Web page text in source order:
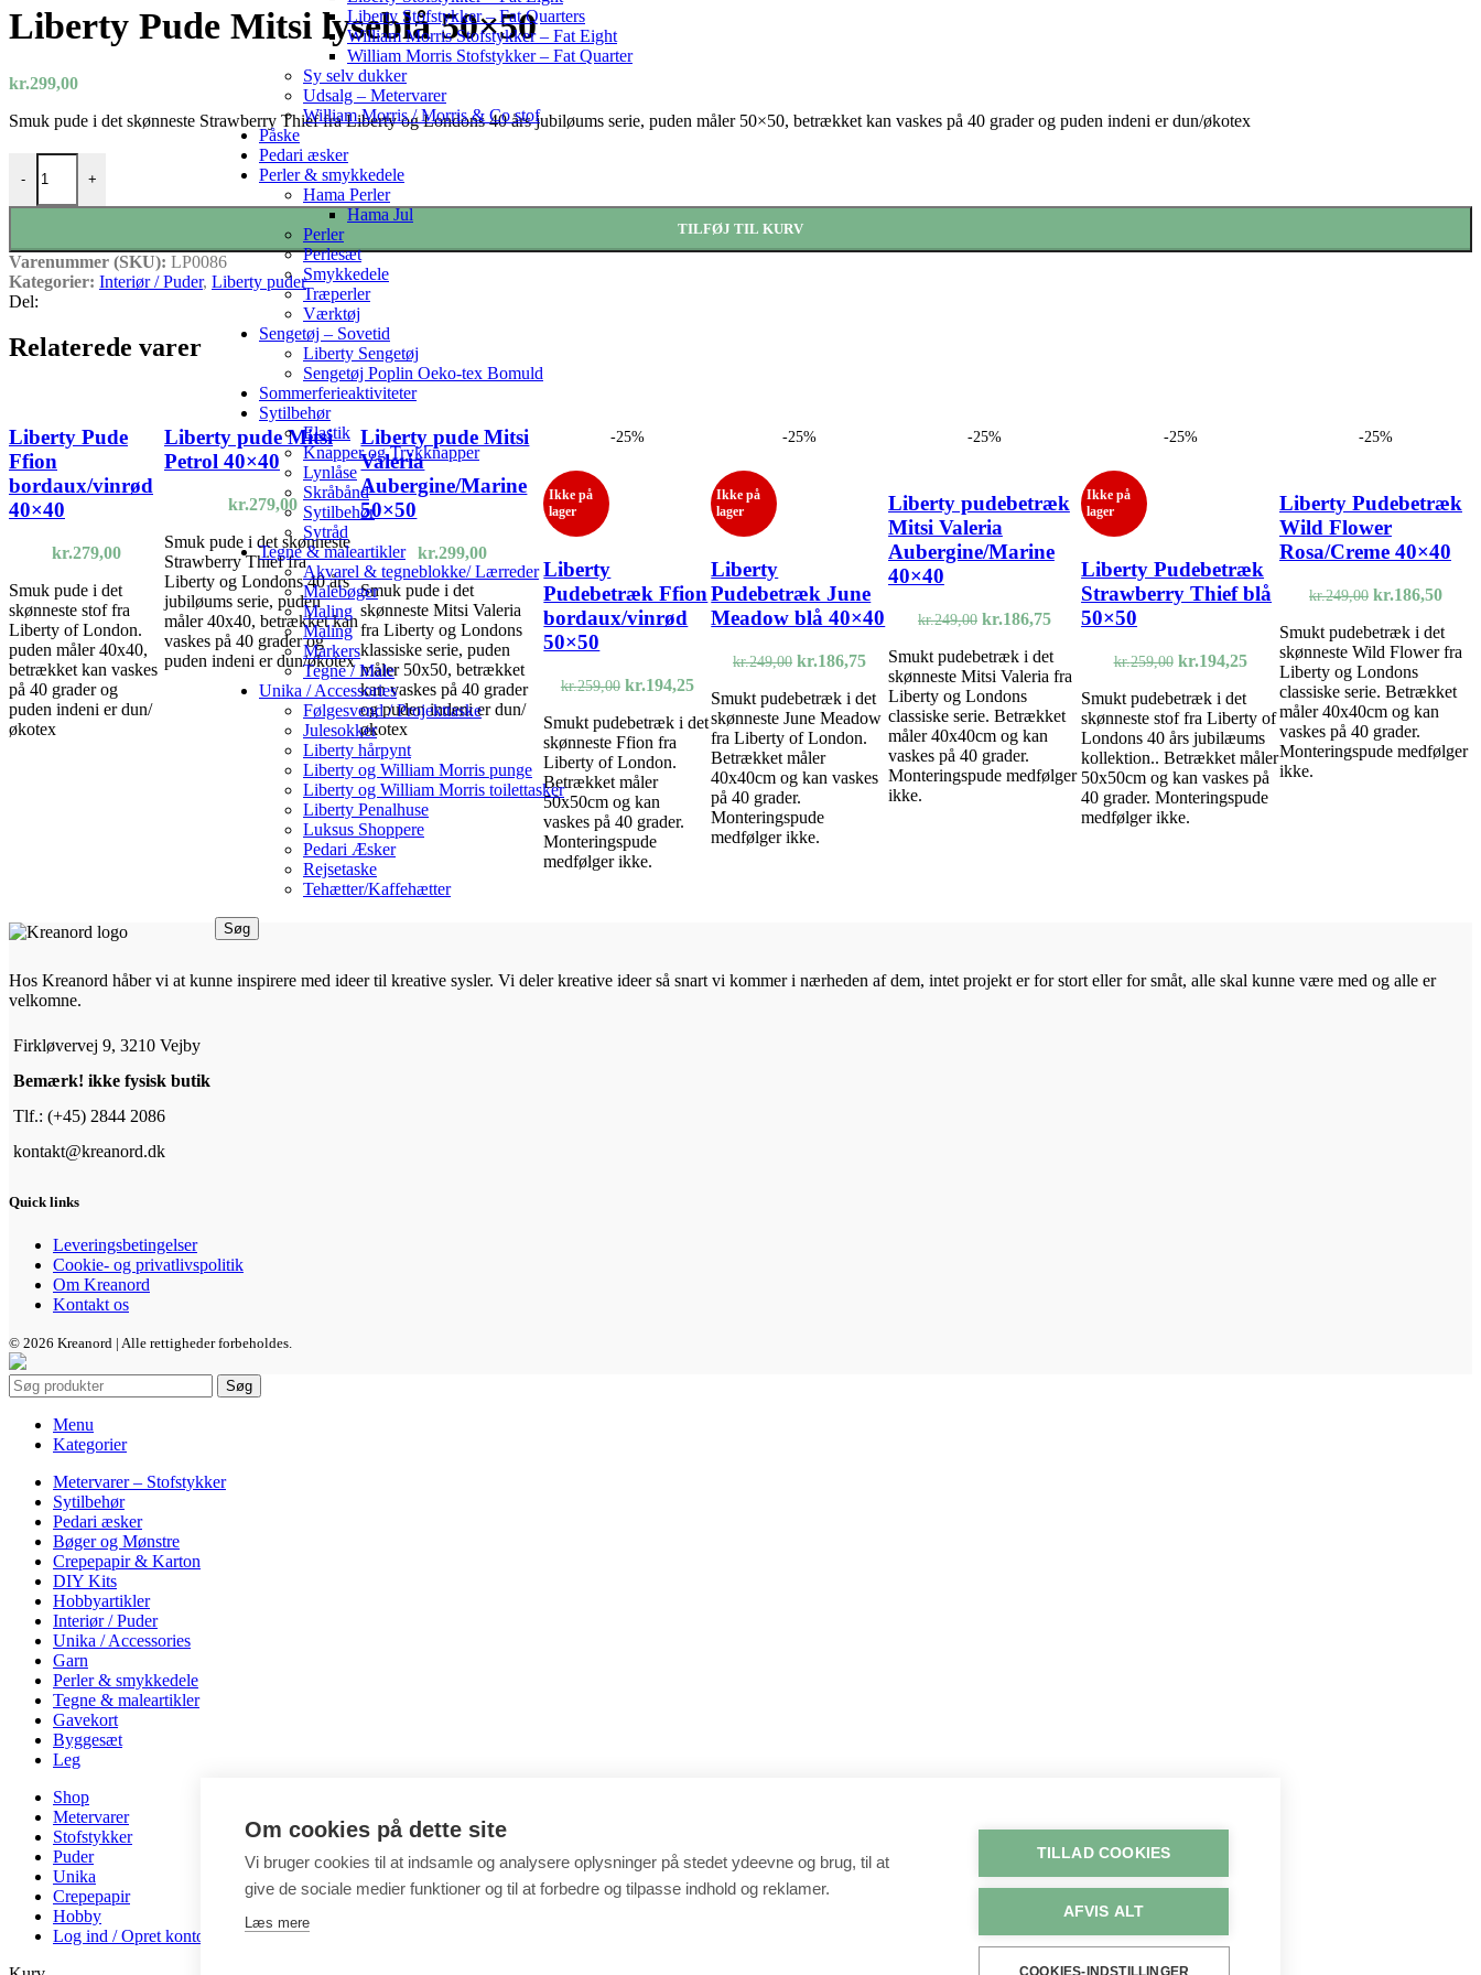
Liberty Stofstykker – Fat Quarters
William Morris Stofstykker – Fat Eight
William Morris Stofstykker – Fat Quarter
Sy selv dukker
Udsalg – Metervarer
William Morris / Morris & Co stof
Påske
Pedari æsker
Perler & smykkedele
Hama Perler
Hama Jul
Perler
Perlesæt
Smykkedele
Træperler
Værktøj
Sengetøj – Sovetid
Liberty Sengetøj
Sengetøj Poplin Oeko-tex Bomuld
Sommerferieaktiviteter
Sytilbehør
Elastik
Knapper og Trykknapper
Lynlåse
Skråbånd
Sytilbehør
Sytråd
Tegne & maleartikler
Akvarel & tegneblokke/ Lærreder
Malebøger
Maling
Maling
Markers
Tegne / Male
Unika / Accessories
Følgesvend / Projekttaske
Julesokker
Liberty hårpynt
Liberty og William Morris punge
Liberty og William Morris toilettasker
Liberty Penalhuse
Luksus Shoppere
Pedari Æsker
Rejsetaske
Tehætter/Kaffehætter
Søg
Liberty Pude Mitsi lyseblå 50×50
kr.299,00
Smuk pude i det skønneste Strawberry Thief fra Liberty og Londons 40 års jubiløums serie, puden måler 50×50, betrækket kan vaskes på 40 grader og puden indeni er dun/økotex
-
Liberty Pude Mitsi lyseblå 50x50 antal
+
TILFØJ TIL KURV
Varenummer (SKU): LP0086
Kategorier: Interiør / Puder, Liberty puder
Del:
Relaterede varer
Liberty Pude
Ffion
bordaux/vinrød
40×40
kr.279,00
Smuk pude i det
skønneste stof fra
Liberty of London.
puden måler 40x40,
betrækket kan vaskes
på 40 grader og
puden indeni er dun/
økotex
Liberty pude Mitsi
Petrol 40×40
kr.279,00
Smuk pude i det skønneste
Strawberry Thief fra
Liberty og Londons 40 års
jubiløums serie, puden
måler 40x40, betrækket kan
vaskes på 40 grader og
puden indeni er dun/økotex
Liberty pude Mitsi
Valeria
Aubergine/Marine
50×50
kr.299,00
Smuk pude i det
skønneste Mitsi Valeria
fra Liberty og Londons
klassiske serie, puden
måler 50x50, betrækket
kan vaskes på 40 grader
og puden indeni er dun/
økotex
-25%
Ikke på
lager
Liberty
Pudebetræk Ffion
bordaux/vinrød
50×50
kr.259,00 Den
pris
var:
kr.259,00.
kr.194,25Den
aktuelle
pris
er:
kr.194,25.
Smukt pudebetræk i det
skønneste Ffion fra
Liberty of London.
Betrækket måler
50x50cm og kan
vaskes på 40 grader.
Monteringspude
medfølger ikke.
-25%
Ikke på
lager
Liberty
Pudebetræk June
Meadow blå 40×40
kr.249,00 Den
pris
var:
kr.249,00.
kr.186,75Den
aktuelle
pris
er:
kr.186,75.
Smukt pudebetræk i det
skønneste June Meadow
fra Liberty of London.
Betrækket måler
40x40cm og kan vaskes
på 40 grader.
Monteringspude
medfølger ikke.
-25%
Liberty pudebetræk
Mitsi Valeria
Aubergine/Marine
40×40
kr.249,00 Den
pris
var:
kr.249,00.
kr.186,75Den
pris
er:
kr.186,75.
Smukt pudebetræk i det
skønneste Mitsi Valeria fra
Liberty og Londons
classiske serie. Betrækket
måler 40x40cm og kan
vaskes på 40 grader.
Monteringspude medfølger
ikke.
-25%
Ikke på
lager
Liberty Pudebetræk
Strawberry Thief blå
50×50
kr.259,00 Den
pris
var:
kr.259,00.
kr.194,25Den
aktuelle
pris
er:
kr.194,25.
Smukt pudebetræk i det
skønneste stof fra Liberty of
Londons 40 års jubilæums
kollektion.. Betrækket måler
50x50cm og kan vaskes på
40 grader. Monteringspude
medfølger ikke.
-25%
Liberty Pudebetræk
Wild Flower
Rosa/Creme 40×40
kr.249,00 Den
pris
var:
kr.249,00.
kr.186,50Den
pris
er:
Smukt pudebetræk i det
skønneste Wild Flower fra
Liberty og Londons
classiske serie. Betrækket
måler 40x40cm og kan
vaskes på 40 grader.
Monteringspude medfølger
ikke.
Hos Kreanord håber vi at kunne inspirere med ideer til kreative sysler. Vi deler kreative ideer så snart vi kommer i nærheden af dem, intet projekt er for stort eller for småt, alle skal kunne være med og alle er
velkomne.
Firkløvervej 9, 3210 Vejby
Bemærk! ikke fysisk butik
Tlf.: (+45) 2844 2086
kontakt@kreanord.dk
Quick links
Leveringsbetingelser
Cookie- og privatlivspolitik
Om Kreanord
Kontakt os
© 2026 Kreanord | Alle rettigheder forbeholdes.
Søg
Menu
Kategorier
Metervarer – Stofstykker
Sytilbehør
Pedari æsker
Bøger og Mønstre
Crepepapir & Karton
DIY Kits
Hobbyartikler
Interiør / Puder
Unika / Accessories
Garn
Perler & smykkedele
Tegne & maleartikler
Gavekort
Byggesæt
Leg
Shop
Metervarer
Stofstykker
Puder
Unika
Crepepapir
Hobby
Log ind / Opret konto
Om cookies på dette site
Vi bruger cookies til at indsamle og analysere oplysninger på stedet ydeevne og brug, til at
give de sociale medier funktioner og til at forbedre og tilpasse indhold og reklamer.
Læs mere
TILLAD COOKIES
AFVIS ALT
COOKIES-INDSTILLINGER